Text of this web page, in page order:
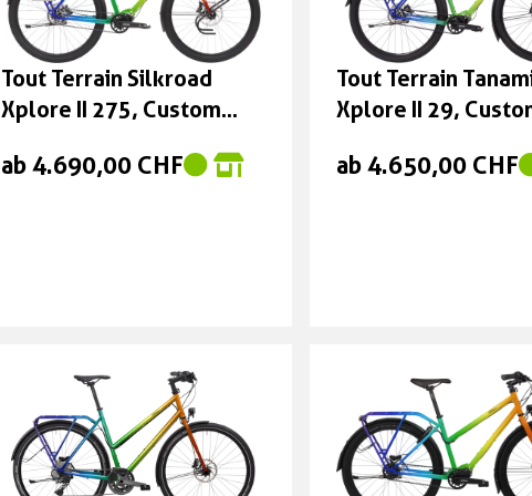
1.899,00 CHF
statt 1.999,00 CHF
Tout Terrain Silkroad
Xplore II 275, Custom
ab 4.690,00 CHF
Tout Terrain
Xplore II 29,
ab 4.650,00 CHF